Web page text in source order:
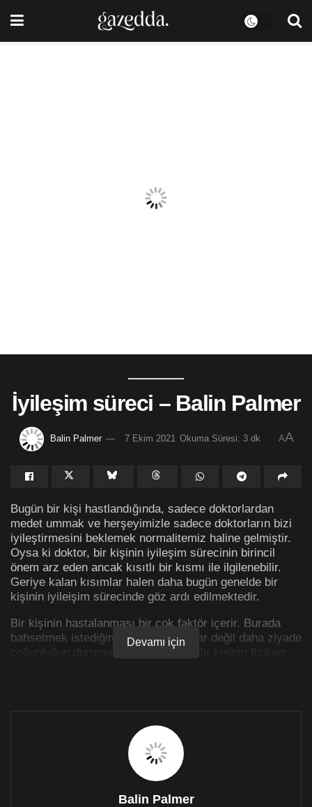
İyileşim süreci – Balin Palmer
Balin Palmer 7 Ekim 2021 Okuma Süresi: 3 dk AA
Bugün bir kişi hastlandığında, sadece doktorlardan
medet ummak ve herşeyimizle sadece doktorların bizi
iyileştirmesini beklemek normalitemiz haline gelmiştir.
Oysa ki doktor, bir kişinin iyileşim sürecinin birincil
önem arz eden ancak kısıtlı bir kısmı ile ilgilenebilir.
Geriye kalan kısımlar halen daha bugün genelde bir
kişinin iyileişim sürecinde göz ardı edilmektedir.
Bir kişinin hastalanması bir çok faktör içerir. Burada
bahsetmek istediğim istisnai durumlar değil daha ziyade
çoğunluğun durumunu ele almaktır. Bir kişinin fiziken
hastalanmaya başlar. Hastalık bedenin dilidir ve bize
aslında değişimin çağrısı olarak gelir. Hastalık kişinin,
yenilenme ve değişim çağrısıdır. Bu değişimin ve
yenilenmenin en büyük parçalarından biri tabi ki de
içsel bir değişim ve dönüşüm çağrısıdır. Hayatında
hangi alanlarda mutluluğu yaratamamışsa, hangi
Devamı için
Balin Palmer